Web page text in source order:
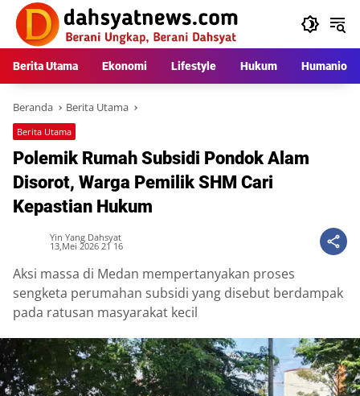
Langsung
konten
Berita Utama Ekonomi Lifestyle Hukum Humaniora
Beranda Berita Utama
Berita Utama
Polemik Rumah Subsidi Pondok Alam
Disorot, Warga Pemilik SHM Cari
Kepastian Hukum
Yin Yang Dahsyat
13,Mei 2026 21 16
Aksi massa di Medan mempertanyakan proses
sengketa perumahan subsidi yang disebut berdampak
pada ratusan masyarakat kecil